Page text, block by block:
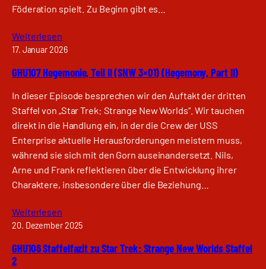
Föderation spielt. Zu Beginn gibt es…
Weiterlesen
17. Januar 2026
GHU107 Hegemonie, Teil II (SNW 3×01) (Hegemony, Part II)
In dieser Episode besprechen wir den Auftakt der dritten
Staffel von „Star Trek: Strange New Worlds“. Wir tauchen
direkt in die Handlung ein, in der die Crew der USS
Enterprise aktuelle Herausforderungen meistern muss,
während sie sich mit den Gorn auseinandersetzt. Nils,
Arne und Frank reflektieren über die Entwicklung ihrer
Charaktere, insbesondere über die Beziehung…
Weiterlesen
20. Dezember 2025
GHU106 Staffelfazit zu Star Trek: Strange New Worlds Staffel
2